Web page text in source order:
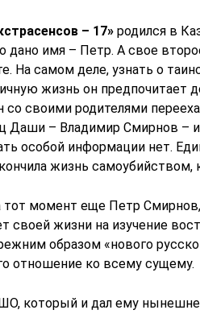
– 17» родился в
дано имя – Петр. А свое
На самом деле, узнать о
жизнь он предпочитает
своими родителями
Даши – Владимир Смирнов –
особой информации нет.
жизнь самоубийством,
тот момент еще Петр
своей жизни на изучение
образом «нового
отношение ко всему сущему.
который и дал ему